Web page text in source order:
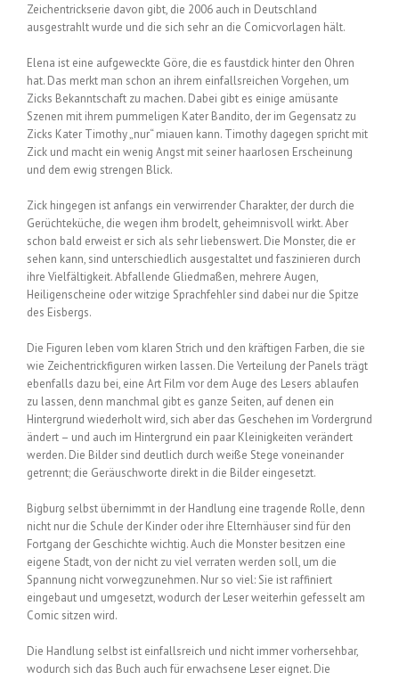
Zeichentrickserie davon gibt, die 2006 auch in Deutschland
ausgestrahlt wurde und die sich sehr an die Comicvorlagen hält.
Elena ist eine aufgeweckte Göre, die es faustdick hinter den Ohren
hat. Das merkt man schon an ihrem einfallsreichen Vorgehen, um
Zicks Bekanntschaft zu machen. Dabei gibt es einige amüsante
Szenen mit ihrem pummeligen Kater Bandito, der im Gegensatz zu
Zicks Kater Timothy „nur“ miauen kann. Timothy dagegen spricht mit
Zick und macht ein wenig Angst mit seiner haarlosen Erscheinung
und dem ewig strengen Blick.
Zick hingegen ist anfangs ein verwirrender Charakter, der durch die
Gerüchteküche, die wegen ihm brodelt, geheimnisvoll wirkt. Aber
schon bald erweist er sich als sehr liebenswert. Die Monster, die er
sehen kann, sind unterschiedlich ausgestaltet und faszinieren durch
ihre Vielfältigkeit. Abfallende Gliedmaßen, mehrere Augen,
Heiligenscheine oder witzige Sprachfehler sind dabei nur die Spitze
des Eisbergs.
Die Figuren leben vom klaren Strich und den kräftigen Farben, die sie
wie Zeichentrickfiguren wirken lassen. Die Verteilung der Panels trägt
ebenfalls dazu bei, eine Art Film vor dem Auge des Lesers ablaufen
zu lassen, denn manchmal gibt es ganze Seiten, auf denen ein
Hintergrund wiederholt wird, sich aber das Geschehen im Vordergrund
ändert – und auch im Hintergrund ein paar Kleinigkeiten verändert
werden. Die Bilder sind deutlich durch weiße Stege voneinander
getrennt; die Geräuschworte direkt in die Bilder eingesetzt.
Bigburg selbst übernimmt in der Handlung eine tragende Rolle, denn
nicht nur die Schule der Kinder oder ihre Elternhäuser sind für den
Fortgang der Geschichte wichtig. Auch die Monster besitzen eine
eigene Stadt, von der nicht zu viel verraten werden soll, um die
Spannung nicht vorwegzunehmen. Nur so viel: Sie ist raffiniert
eingebaut und umgesetzt, wodurch der Leser weiterhin gefesselt am
Comic sitzen wird.
Die Handlung selbst ist einfallsreich und nicht immer vorhersehbar,
wodurch sich das Buch auch für erwachsene Leser eignet. Die